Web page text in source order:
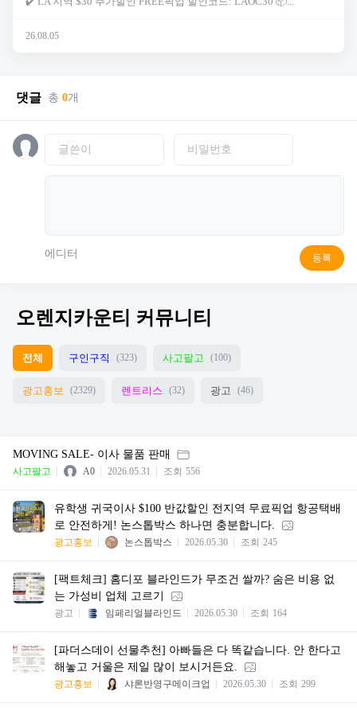
26.08.05
댓글 총 0개
에디터 등록
오렌지카운티 커뮤니티
전체 구인구직 (323) 사고팔고 (100)
광고홍보 (2329) 렌트리스 (32) 광고 (46)
MOVING SALE- 이사 물품 판매
사고팔고 A0 2026.05.31 조회 556
유학생 귀국이사 $100 반값할인 전지역 무료픽업 항공택배
로 안전하게! 논스톱박스 하나면 충분합니다.
광고홍보 논스톱박스 2026.05.30 조회 245
[팩트체크] 홈디포 블라인드가 무조건 쌀까? 숨은 비용 없
는 가성비 업체 고르기
광고 임페리얼블라인드 2026.05.30 조회 164
[파더스데이 선물추천] 아빠들은 다 똑같습니다. 안 한다고
해놓고 거울은 제일 많이 보시거든요.
광고홍보 샤론반영구메이크업 2026.05.30 조회 299